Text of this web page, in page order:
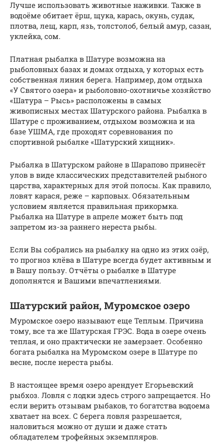
Лучше использовать животные наживки. Также в
водоёме обитает ёрш, щука, карась, окунь, судак,
плотва, лещ, карп, язь, толстолоб, белый амур, сазан,
уклейка, сом.
Платная рыбалка в Шатуре возможна на
рыболовных базах и домах отдыха, у которых есть
собственная линия берега. Например, дом отдыха
«У Святого озера» и рыболовно-охотничье хозяйство
«Шатура – Рысь» расположены в самых
живописных местах Шатурского района. Рыбалка в
Шатуре с проживанием, отдыхом возможна и на
базе УШМА, где проходят соревнования по
спортивной рыбалке «Шатурский хищник».
Рыбалка в Шатурском районе в Шарапово принесёт
улов в виде классических представителей рыбного
царства, характерных для этой полосы. Как правило,
ловят карася, реже – карповых. Обязательным
условием является правильная прикормка.
Рыбалка на Шатуре в апреле может быть под
запретом из-за раннего нереста рыбы.
Если Вы собрались на рыбалку на одно из этих озёр,
то прогноз клёва в Шатуре всегда будет активным и
в Вашу пользу. Отчёты о рыбалке в Шатуре
дополнятся и Вашими впечатлениями.
Шатурский район, Муромское озеро
Муромское озеро называют еще Теплым. Причина
тому, все та же Шатурская ГРЭС. Вода в озере очень
теплая, и оно практически не замерзает. Особенно
богата рыбалка на Муромском озере в Шатуре по
весне, после нереста рыбы.
В настоящее время озеро арендует Егорьевский
рыбхоз. Ловля с лодки здесь строго запрещается. Но
если верить отзывам рыбаков, то богатства водоема
хватает на всех. С берега ловля разрешается,
наловиться можно от души и даже стать
обладателем трофейных экземпляров.